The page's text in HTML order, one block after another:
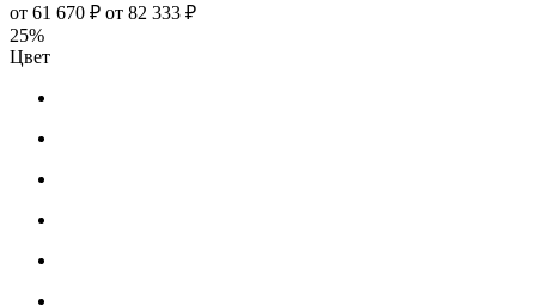
от 61 670 ₽ от 82 333 ₽
25%
Цвет